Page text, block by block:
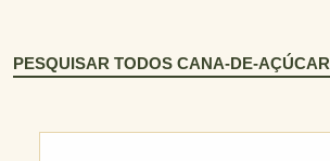
PESQUISAR TODOS CANA-DE-AÇÚCAR